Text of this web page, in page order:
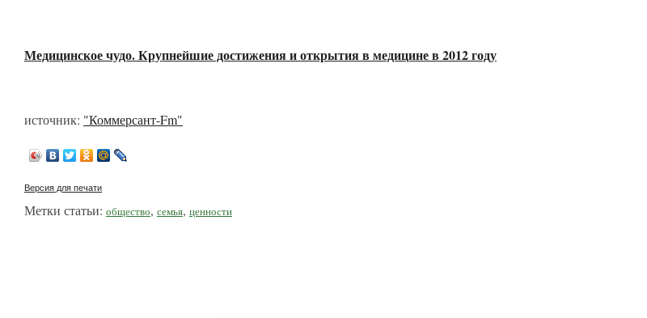
Медицинское чудо. Крупнейшие достижения и открытия в медицине в 2012 году
источник: "Коммерсант-Fm"
Версия для печати
Метки статьи: общество, семья, ценности